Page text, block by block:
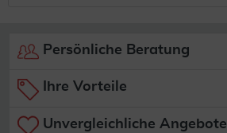
Persönliche Beratung
Ihre Vorteile
Unvergleichliche Angebote